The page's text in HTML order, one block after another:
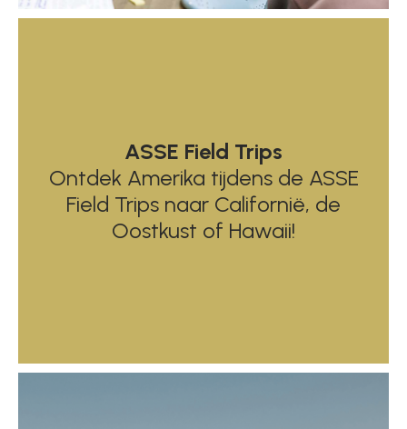
ASSE Field Trips
Ontdek Amerika tijdens de ASSE
Field Trips naar Californië, de
Oostkust of Hawaii!